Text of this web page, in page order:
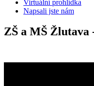
Virtuální prohlídka
Napsali jste nám
ZŠ a MŠ Žlutava